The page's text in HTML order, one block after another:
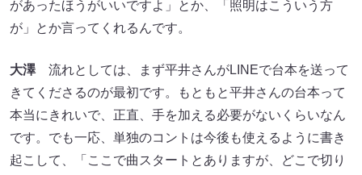
があったほうがいいですよ」とか、「照明はこういう方
が」とか言ってくれるんです。
大澤流れとしては、まず平井さんがLINEで台本を送って
きてくださるのが最初です。もともと平井さんの台本って
本当にきれいで、正直、手を加える必要がないくらいなん
です。でも一応、単独のコントは今後も使えるように書き
起こして、「ここで曲スタートとありますが、どこで切り